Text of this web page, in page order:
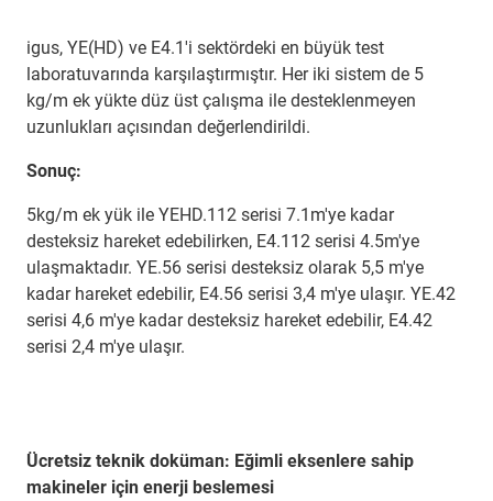
igus, YE(HD) ve E4.1'i sektördeki en büyük test
laboratuvarında karşılaştırmıştır. Her iki sistem de 5
kg/m ek yükte düz üst çalışma ile desteklenmeyen
uzunlukları açısından değerlendirildi.
Sonuç:
5kg/m ek yük ile YEHD.112 serisi 7.1m'ye kadar
desteksiz hareket edebilirken, E4.112 serisi 4.5m'ye
ulaşmaktadır. YE.56 serisi desteksiz olarak 5,5 m'ye
kadar hareket edebilir, E4.56 serisi 3,4 m'ye ulaşır. YE.42
serisi 4,6 m'ye kadar desteksiz hareket edebilir, E4.42
serisi 2,4 m'ye ulaşır.
Ücretsiz teknik doküman: Eğimli eksenlere sahip
makineler için enerji beslemesi